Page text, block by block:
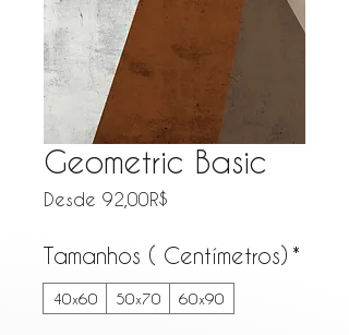
Geometric Basic
Desde 92,00R$
Tamanhos ( Centímetros) *
40x60 50x70 60x90